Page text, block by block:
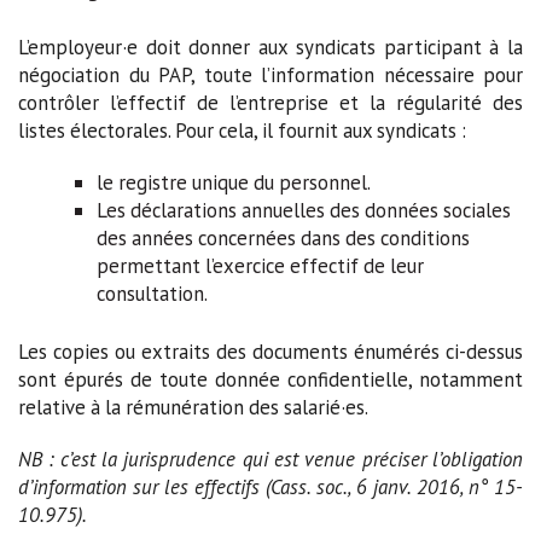
L’employeur·e doit donner aux syndicats participant à la
négociation du PAP, toute l’information nécessaire pour
contrôler l’effectif de l’entreprise et la régularité des
listes électorales. Pour cela, il fournit aux syndicats :
le registre unique du personnel.
Les déclarations annuelles des données sociales
des années concernées dans des conditions
permettant l’exercice effectif de leur
consultation.
Les copies ou extraits des documents énumérés ci-dessus
sont épurés de toute donnée confidentielle, notamment
relative à la rémunération des salarié·es.
NB : c’est la jurisprudence qui est venue préciser l’obligation
d’information sur les effectifs (Cass. soc., 6 janv. 2016, n° 15-
10.975).